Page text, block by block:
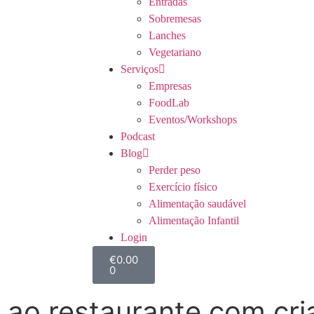
Sobremesas
Lanches
Vegetariano
Serviços
Empresas
FoodLab
Eventos/Workshops
Podcast
Blog
Perder peso
Exercício físico
Alimentação saudável
Alimentação Infantil
Login
€0.00
0